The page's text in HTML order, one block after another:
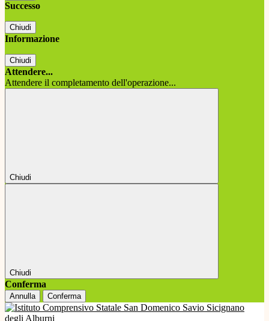
Successo
Chiudi
Informazione
Chiudi
Attendere...
Attendere il completamento dell'operazione...
Chiudi
Chiudi
Conferma
Annulla Conferma